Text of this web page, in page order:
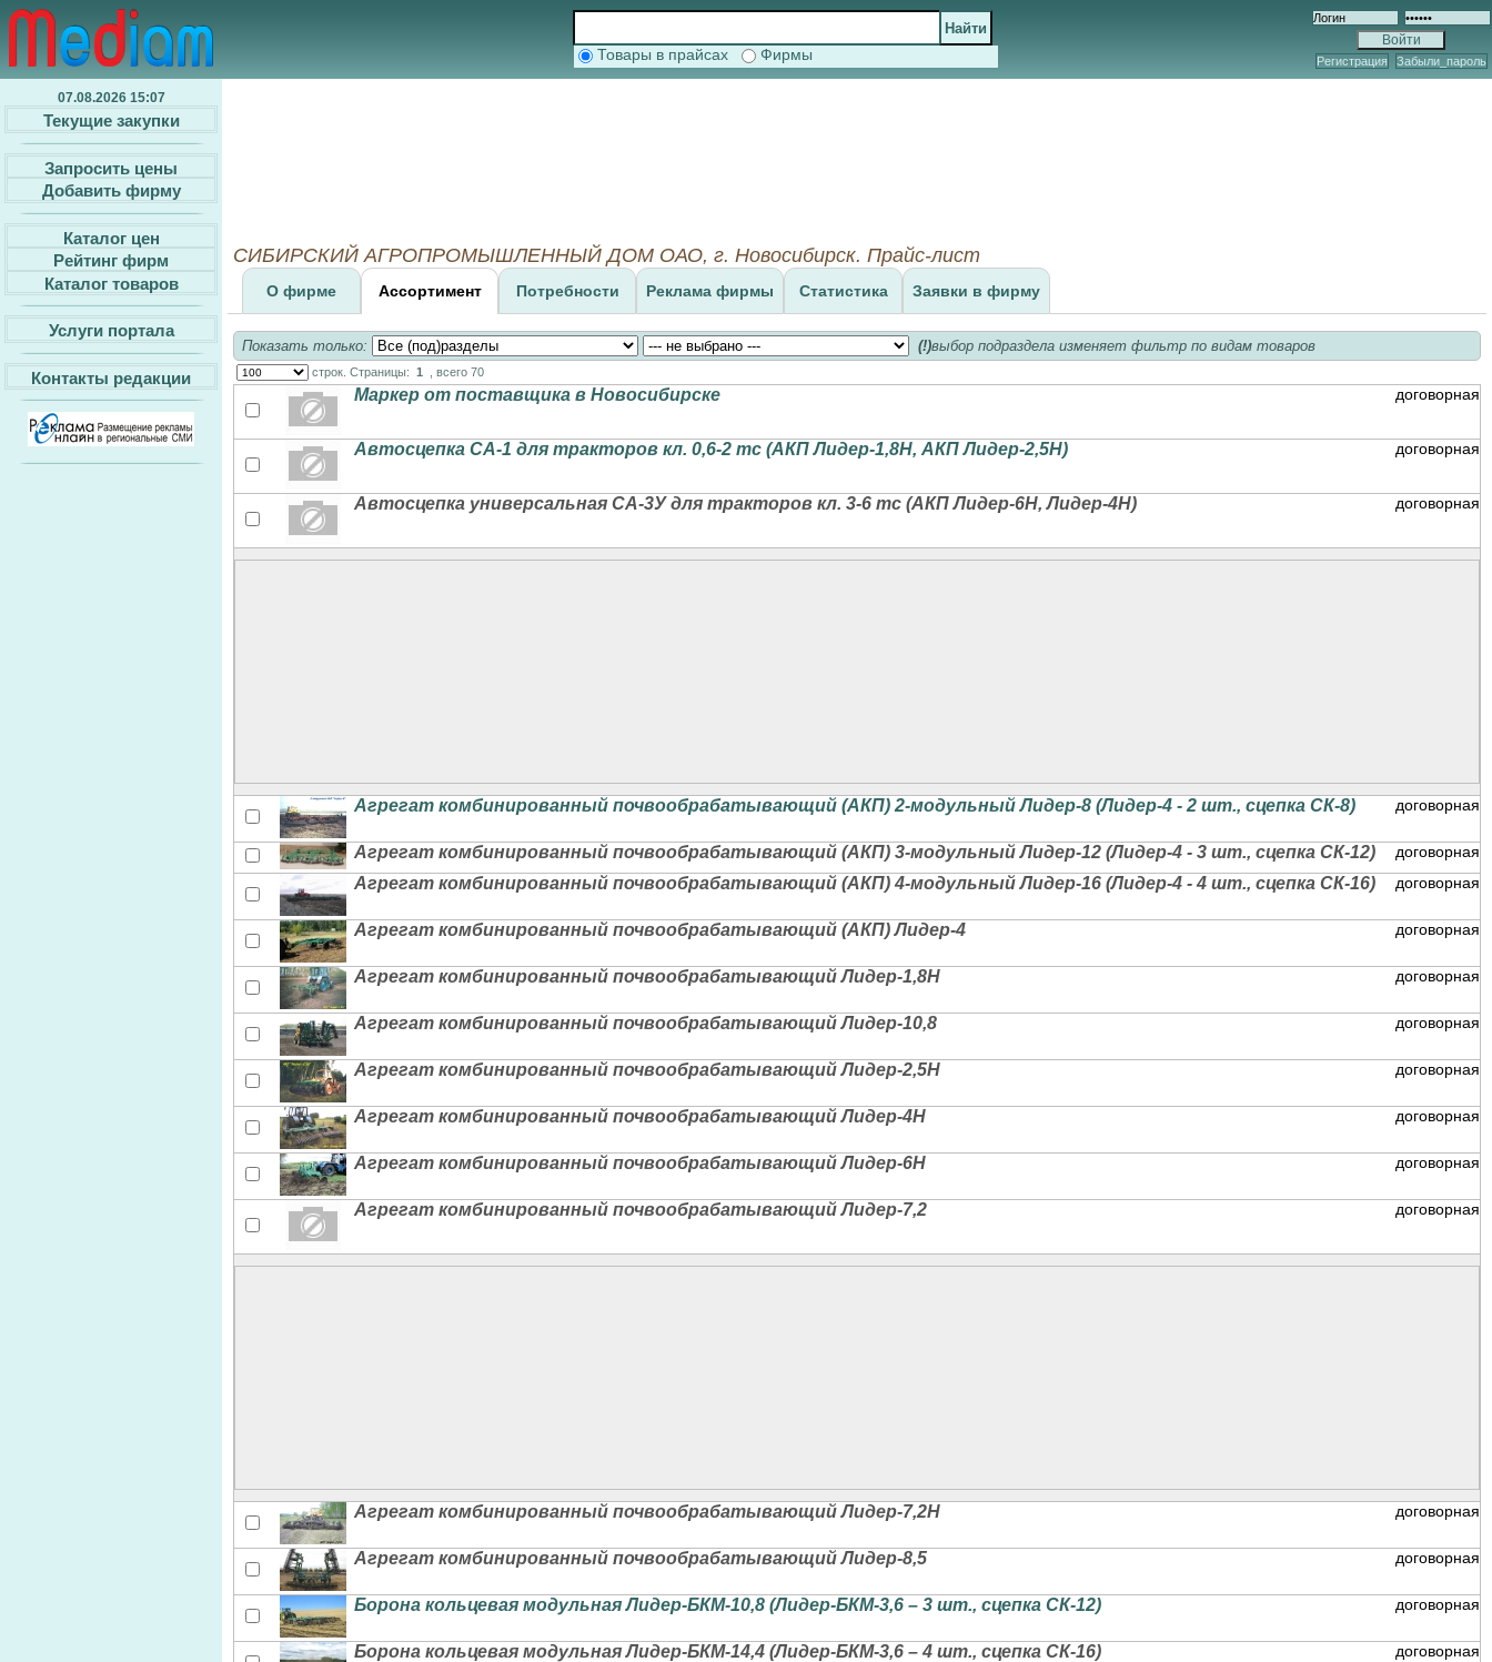
Товары в прайсах Фирмы Регистрация Забыли_пароль
07.08.2026 15:07
Текущие закупки
Запросить цены
Добавить фирму
Каталог цен
Рейтинг фирм
Каталог товаров
Услуги портала
Контакты редакции
СИБИРСКИЙ АГРОПРОМЫШЛЕННЫЙ ДОМ ОАО, г. Новосибирск. Прайс-лист
О фирме Ассортимент Потребности Реклама фирмы Статистика Заявки в фирму
Показать только: (!)выбор подраздела изменяет фильтр по видам товаров
строк. Страницы: 1 , всего 70
Маркер от поставщика в Новосибирске договорная
Автосцепка СА-1 для тракторов кл. 0,6-2 тс (АКП Лидер-1,8Н, АКП Лидер-2,5Н) договорная
Автосцепка универсальная СА-3У для тракторов кл. 3-6 тс (АКП Лидер-6Н, Лидер-4Н) договорная
Агрегат комбинированный почвообрабатывающий (АКП) 2-модульный Лидер-8 (Лидер-4 - 2 шт., сцепка СК-8) договорная
Агрегат комбинированный почвообрабатывающий (АКП) 3-модульный Лидер-12 (Лидер-4 - 3 шт., сцепка СК-12) договорная
Агрегат комбинированный почвообрабатывающий (АКП) 4-модульный Лидер-16 (Лидер-4 - 4 шт., сцепка СК-16) договорная
Агрегат комбинированный почвообрабатывающий (АКП) Лидер-4 договорная
Агрегат комбинированный почвообрабатывающий Лидер-1,8Н договорная
Агрегат комбинированный почвообрабатывающий Лидер-10,8 договорная
Агрегат комбинированный почвообрабатывающий Лидер-2,5Н договорная
Агрегат комбинированный почвообрабатывающий Лидер-4Н договорная
Агрегат комбинированный почвообрабатывающий Лидер-6Н договорная
Агрегат комбинированный почвообрабатывающий Лидер-7,2 договорная
Агрегат комбинированный почвообрабатывающий Лидер-7,2Н договорная
Агрегат комбинированный почвообрабатывающий Лидер-8,5 договорная
Борона кольцевая модульная Лидер-БКМ-10,8 (Лидер-БКМ-3,6 – 3 шт., сцепка СК-12) договорная
Борона кольцевая модульная Лидер-БКМ-14,4 (Лидер-БКМ-3,6 – 4 шт., сцепка СК-16) договорная